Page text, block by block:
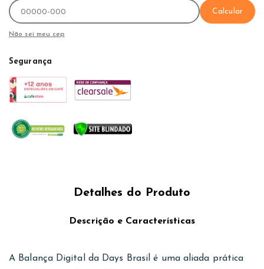
Calcular
Não sei meu cep
Segurança
Detalhes do Produto
Descrição e Características
A Balança Digital da Days Brasil é uma aliada prática